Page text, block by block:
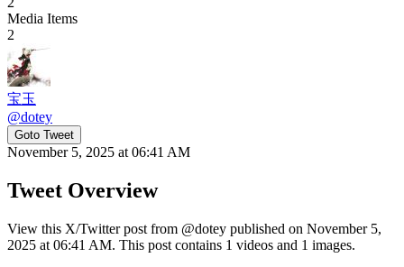
Media Items
2
宝玉
@dotey
Goto Tweet
November 5, 2025 at 06:41 AM
Tweet Overview
View this X/Twitter post from @dotey published on November 5,
2025 at 06:41 AM. This post contains 1 videos and 1 images.